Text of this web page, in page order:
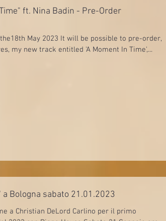
ft. Nina Badin - Pre-Order
May 2023 It will be possible to pre-order,
my new track entitled 'A Moment In Time',...
a Bologna sabato 21.01.2023
a Christian DeLord Carlino per il primo